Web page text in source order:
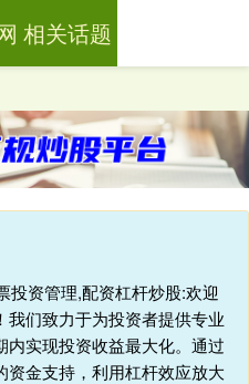
投资管理,配资杠杆炒股:欢迎
们致力于为投资者提供专业
实现投资收益最大化。通过
金支持，利用杠杆效应放大
相关话题